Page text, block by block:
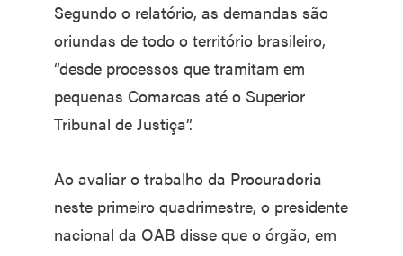
Segundo o relatório, as demandas são
oriundas de todo o território brasileiro,
“desde processos que tramitam em
pequenas Comarcas até o Superior
Tribunal de Justiça”.
Ao avaliar o trabalho da Procuradoria
neste primeiro quadrimestre, o presidente
nacional da OAB disse que o órgão, em